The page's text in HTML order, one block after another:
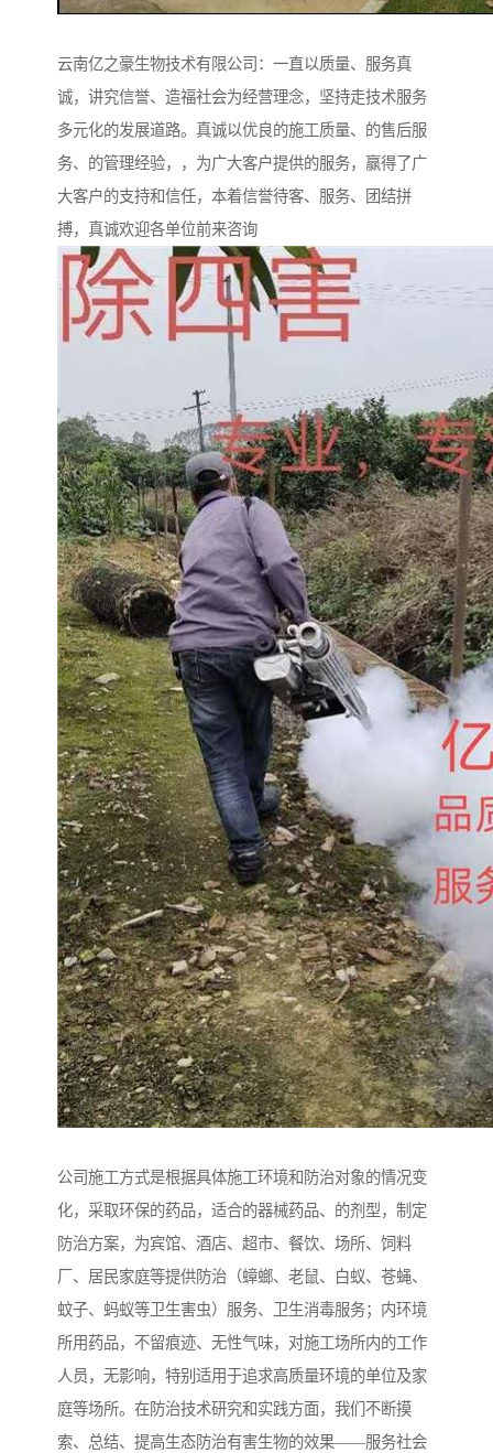
云南亿之豪生物技术有限公司：一直以质量、服务真
诚，讲究信誉、造福社会为经营理念，坚持走技术服务
多元化的发展道路。真诚以优良的施工质量、的售后服
务、的管理经验，，为广大客户提供的服务，赢得了广
大客户的支持和信任，本着信誉待客、服务、团结拼
搏，真诚欢迎各单位前来咨询
公司施工方式是根据具体施工环境和防治对象的情况变
化，采取环保的药品，适合的器械药品、的剂型，制定
防治方案，为宾馆、酒店、超市、餐饮、场所、饲料
厂、居民家庭等提供防治（蟑螂、老鼠、白蚁、苍蝇、
蚊子、蚂蚁等卫生害虫）服务、卫生消毒服务；内环境
所用药品，不留痕迹、无性气味，对施工场所内的工作
人员，无影响，特别适用于追求高质量环境的单位及家
庭等场所。在防治技术研究和实践方面，我们不断摸
索、总结、提高生态防治有害生物的效果——服务社会